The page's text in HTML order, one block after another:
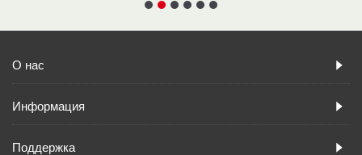
О нас
Информация
Поддержка